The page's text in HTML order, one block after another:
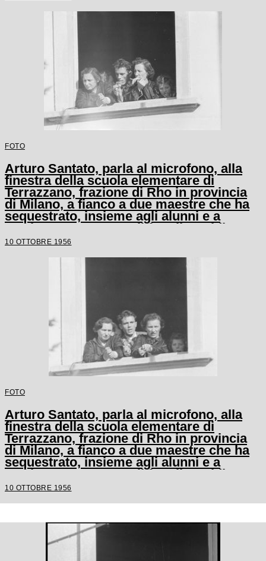
FOTO
Arturo Santato, parla al microfono, alla
finestra della scuola elementare di
Terrazzano, frazione di Rho in provincia
di Milano, a fianco a due maestre che ha
sequestrato, insieme agli alunni e a
un'altra maestra, con il fratello Egidio
10 OTTOBRE 1956
FOTO
Arturo Santato, parla al microfono, alla
finestra della scuola elementare di
Terrazzano, frazione di Rho in provincia
di Milano, a fianco a due maestre che ha
sequestrato, insieme agli alunni e a
un'altra maestra, con il fratello Egidio
10 OTTOBRE 1956